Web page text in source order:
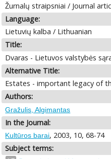
Žurnalų straipsniai / Journal
Language:
Lietuvių kalba / Lithuanian
Title:
Dvaras - Lietuvos valstybės
Alternative Title:
Estates - important legacy of
Authors:
Gražulis, Algimantas
In the Journal:
Kultūros barai, 2003, 10, 68-74
Subject terms: